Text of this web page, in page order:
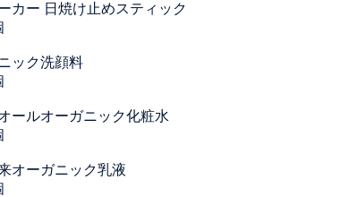
カー 日焼け止めスティック
ック洗顔料
ールオーガニック化粧水
オーガニック乳液